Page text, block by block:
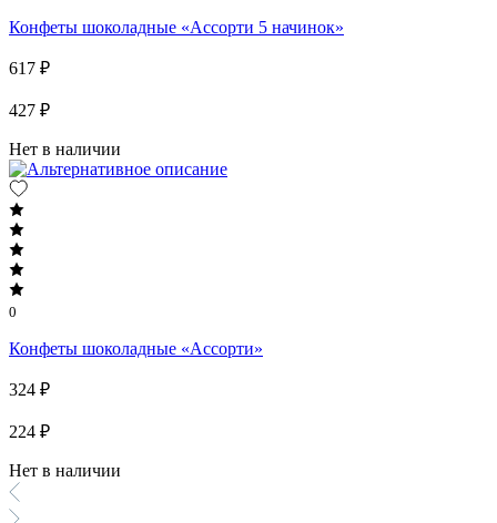
Конфеты шоколадные «Ассорти 5 начинок»
617 ₽
427 ₽
Нет в наличии
0
Конфеты шоколадные «Ассорти»
324 ₽
224 ₽
Нет в наличии